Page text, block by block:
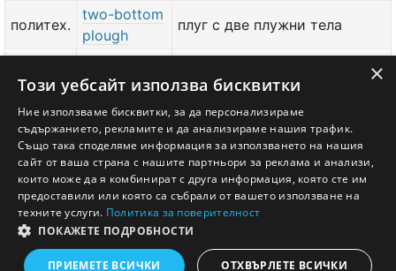
политех.
two-bottom
plough
плуг с две плужни тела
plow
universal
bottom
универсално плужно тяло
добави значение или преводтук
Английско - Български речник © Ezikov.com
Условия
Контакти Панел
×
Този уебсайт използва бисквитки
Ние използваме бисквитки, за да персонализираме
съдържанието, рекламите и да анализираме нашия трафик.
Също така споделяме информация за използването на нашия
сайт от ваша страна с нашите партньори за реклама и анализи,
които може да я комбинират с друга информация, която сте им
предоставили или която са събрали от вашето използване на
техните услуги. Политика за поверителност
ПОКАЖЕТЕ ПОДРОБНОСТИ
ПРИЕМЕТЕ ВСИЧКИ ОТХВЪРЛЕТЕ ВСИЧКИ